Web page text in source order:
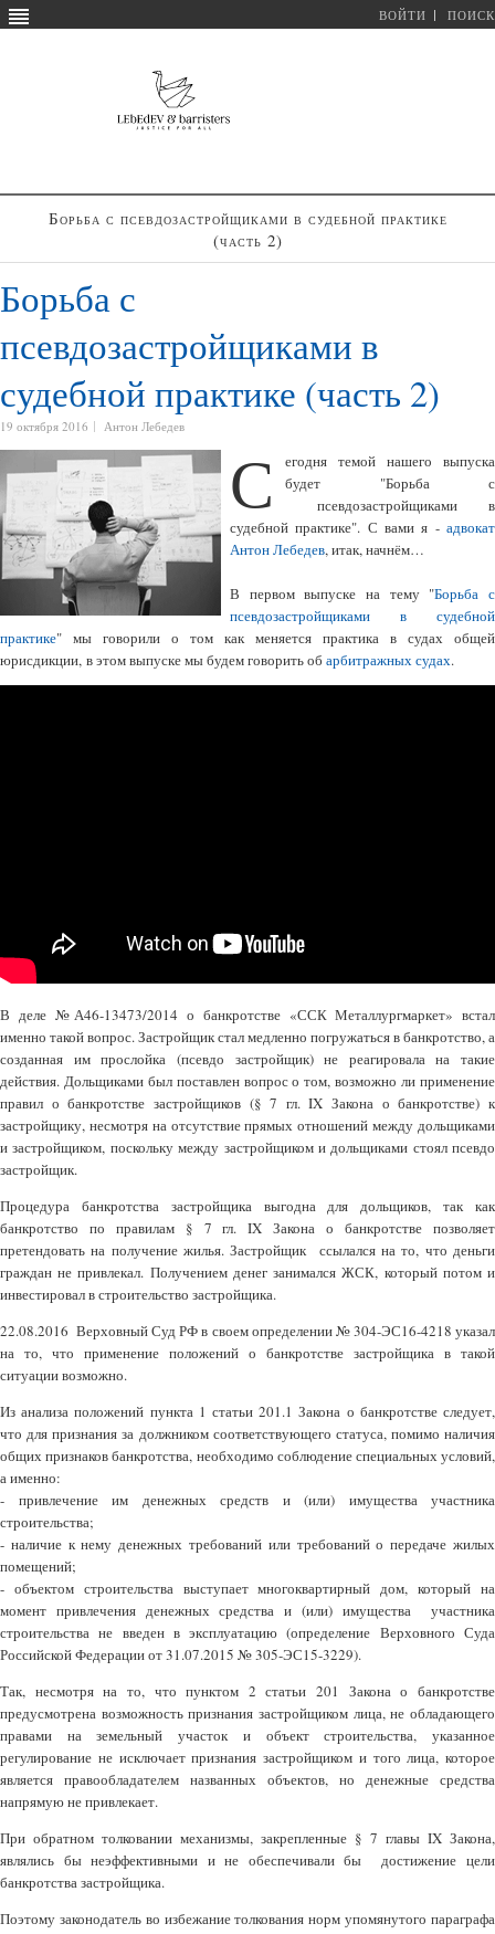
ВОЙТИ ПОИСК
Борьба с псевдозастройщиками в судебной практике
(часть 2)
Борьба с
псевдозастройщиками в
судебной практике (часть 2)
19 октября 2016 Антон Лебедев
С
егодня темой нашего выпуска
будет "Борьба с
псевдозастройщиками в
судебной практике". С вами я - адвокат
Антон Лебедев, итак, начнём…
В первом выпуске на тему "Борьба с
псевдозастройщиками в судебной
практике" мы говорили о том как меняется практика в судах общей
юрисдикции, в этом выпуске мы будем говорить об арбитражных судах.
В деле №А46-13473/2014 о банкротстве «ССК Металлургмаркет» встал
именно такой вопрос. Застройщик стал медленно погружаться в банкротство, а
созданная им прослойка (псевдо застройщик) не реагировала на такие
действия. Дольщиками был поставлен вопрос о том, возможно ли применение
правил о банкротстве застройщиков (§ 7 гл. ΙΧ Закона о банкротстве) к
застройщику, несмотря на отсутствие прямых отношений между дольщиками
и застройщиком, поскольку между застройщиком и дольщиками стоял псевдо
застройщик.
Процедура банкротства застройщика выгодна для дольщиков, так как
банкротство по правилам § 7 гл. ΙΧ Закона о банкротстве позволяет
претендовать на получение жилья. Застройщик ссылался на то, что деньги
граждан не привлекал. Получением денег занимался ЖСК, который потом и
инвестировал в строительство застройщика.
22.08.2016 Верховный Суд РФ в своем определении № 304-ЭС16-4218 указал
на то, что применение положений о банкротстве застройщика в такой
ситуации возможно.
Из анализа положений пункта 1 статьи 201.1 Закона о банкротстве следует,
что для признания за должником соответствующего статуса, помимо наличия
общих признаков банкротства, необходимо соблюдение специальных условий,
а именно:
- привлечение им денежных средств и (или) имущества участника
строительства;
- наличие к нему денежных требований или требований о передаче жилых
помещений;
- объектом строительства выступает многоквартирный дом, который на
момент привлечения денежных средства и (или) имущества участника
строительства не введен в эксплуатацию (определение Верховного Суда
Российской Федерации от 31.07.2015 № 305-ЭС15-3229).
Так, несмотря на то, что пунктом 2 статьи 201 Закона о банкротстве
предусмотрена возможность признания застройщиком лица, не обладающего
правами на земельный участок и объект строительства, указанное
регулирование не исключает признания застройщиком и того лица, которое
является правообладателем названных объектов, но денежные средства
напрямую не привлекает.
При обратном толковании механизмы, закрепленные § 7 главы IX Закона,
являлись бы неэффективными и не обеспечивали бы достижение цели
банкротства застройщика.
Поэтому законодатель во избежание толкования норм упомянутого параграфа